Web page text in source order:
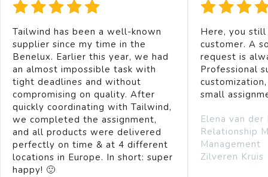
Tailwind has been a well-known
supplier since my time in the
Benelux. Earlier this year, we had
an almost impossible task with
tight deadlines and without
compromising on quality. After
quickly coordinating with Tailwind,
we completed the assignment,
and all products were delivered
perfectly on time & at 4 different
locations in Europe. In short: super
happy! 🙂
Here, you
customer. A
request is
Professional
small
Elena van der
Relationship
Management
Zilveren Kruis